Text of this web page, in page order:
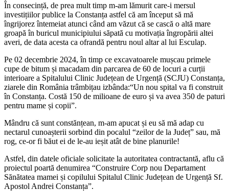
În consecință, de prea mult timp m-am lămurit care-i mersul
investițiilor publice la Constanța astfel că am început să mă
îngrijorez întemeiat atunci când am văzut că se cască o altă mare
groapă în buricul municipiului săpată cu motivația îngropării altei
averi, de data acesta ca ofrandă pentru noul altar al lui Esculap.
Pe 02 decembrie 2024, în timp ce excavatoarele mușcau primele
cupe de bitum și macadam din parcarea de 60 de locuri a curții
interioare a Spitalului Clinic Județean de Urgență (SCJU) Constanța,
ziarele din România trâmbițau izbânda:“Un nou spital va fi construit
în Constanța. Costă 150 de milioane de euro și va avea 350 de paturi
pentru mame și copii”.
Mândru că sunt constănțean, m-am apucat și eu să mă adap cu
nectarul cunoașterii sorbind din pocalul “zeilor de la Județ” sau, mă
rog, ce-or fi băut ei de le-au ieșit atât de bine planurile!
Astfel, din datele oficiale solicitate la autoritatea contractantă, aflu că
proiectul poartă denumirea “Construire Corp nou Departament
Sănătatea mamei și copilului Spitalul Clinic Județean de Urgență Sf.
Apostol Andrei Constanța”.